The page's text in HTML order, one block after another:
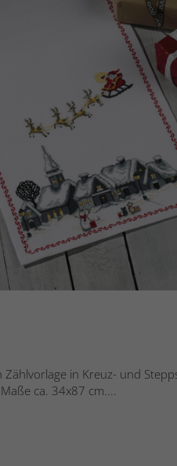
Zählvorlage in Kreuz- und
ca. 34x87 cm....